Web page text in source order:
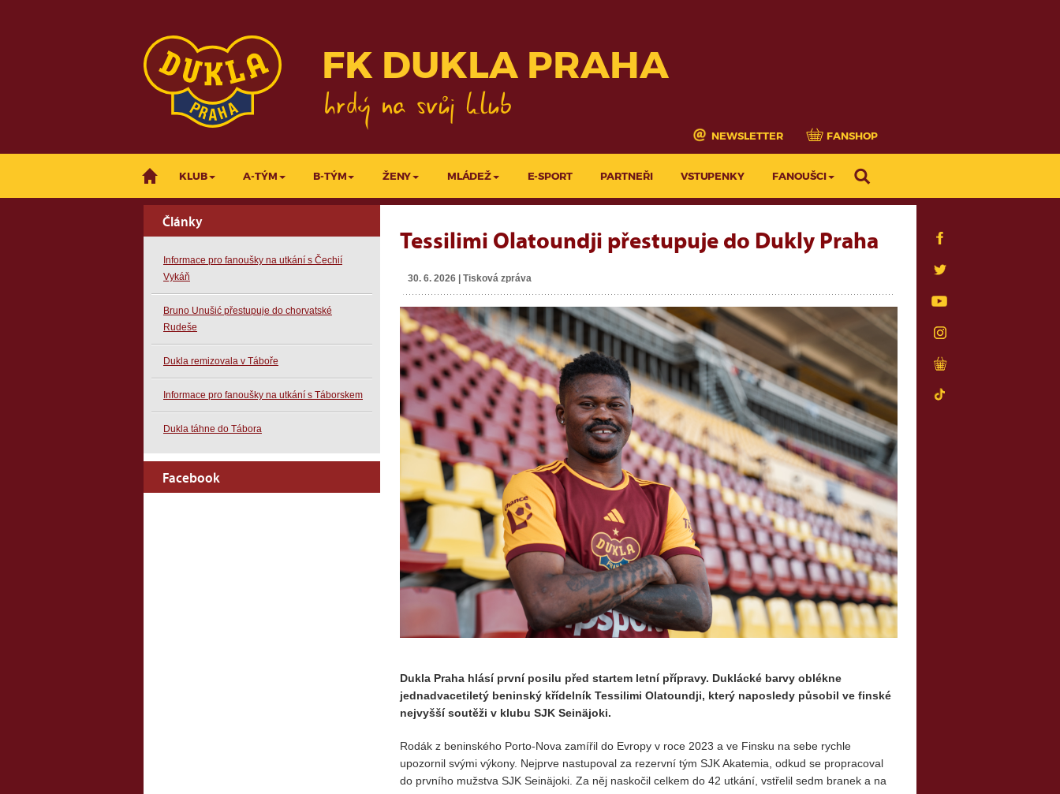
FK DUKLA PRAHA
NEWSLETTER FANSHOP
KLUB A-TÝM B-TÝM ŽENY MLÁDEŽ E-SPORT PARTNEŘI VSTUPENKY FANOUŠCI
Tessilimi Olatoundji přestupuje do Dukly Praha
30. 6. 2026 | Tisková zpráva
Dukla Praha hlásí první posilu před startem letní přípravy. Duklácké barvy oblékne
jednadvacetiletý beninský křídelník Tessilimi Olatoundji, který naposledy působil ve finské
nejvyšší soutěži v klubu SJK Seinäjoki.
Rodák z beninského Porto-Nova zamířil do Evropy v roce 2023 a ve Finsku na sebe rychle
upozornil svými výkony. Nejprve nastupoval za rezervní tým SJK Akatemia, odkud se propracoval
do prvního mužstva SJK Seinäjoki. Za něj naskočil celkem do 42 utkání, vstřelil sedm branek a na
Články
Informace pro fanoušky na utkání s Čechií
Vykáň
Bruno Unušić přestupuje do chorvatské
Rudeše
Dukla remizovala v Táboře
Informace pro fanoušky na utkání s Táborskem
Dukla táhne do Tábora
Facebook